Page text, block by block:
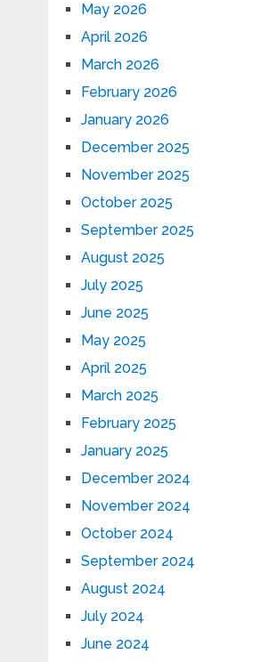
May 2026
April 2026
March 2026
February 2026
January 2026
December 2025
November 2025
October 2025
September 2025
August 2025
July 2025
June 2025
May 2025
April 2025
March 2025
February 2025
January 2025
December 2024
November 2024
October 2024
September 2024
August 2024
July 2024
June 2024